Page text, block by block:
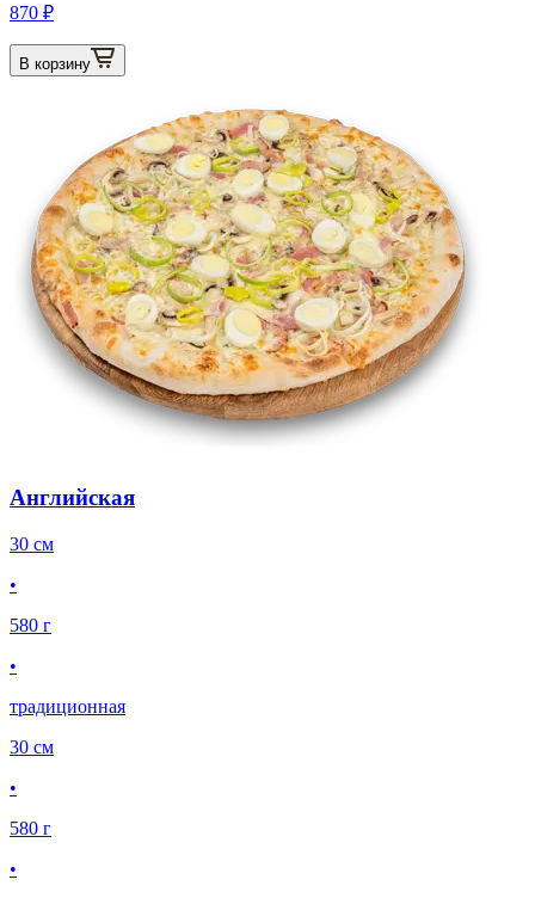
870 ₽
В корзину
Английская
30 см
•
580 г
•
традиционная
30 см
•
580 г
•